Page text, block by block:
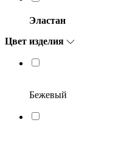
Эластан
Цвет изделия
Бежевый